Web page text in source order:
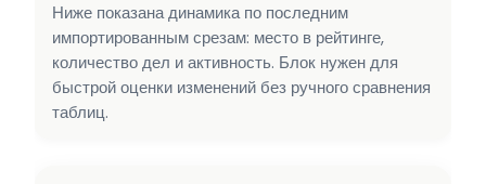
Ниже показана динамика по последним
импортированным срезам: место в рейтинге,
количество дел и активность. Блок нужен для
быстрой оценки изменений без ручного сравнения
таблиц.